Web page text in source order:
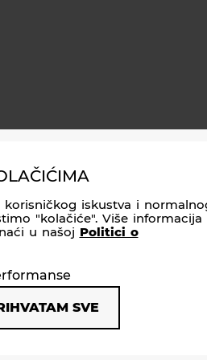
iskustva i
"kolačiće". Više informacija
u našoj Politici o
SVE